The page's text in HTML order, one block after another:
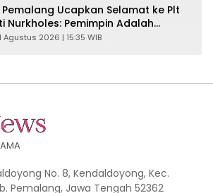
Pemalang Ucapkan Selamat ke Plt
Nurkholes: Pemimpin Adalah
Rakyat!
Agustus 2026 | 15:35 WIB
No. 8, Kendaldoyong, Kec.
Pemalang, Jawa Tengah 52362